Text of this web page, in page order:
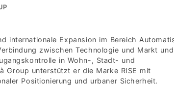
internationale Expansion im Bereich
zwischen Technologie und Markt
in Wohn-, Stadt- und
Group unterstützt er die Marke RISE mit
Positionierung und urbaner Sicherheit.